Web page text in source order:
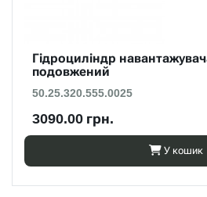
Гідроциліндр
подовжений
50.25.320.555.0025
3090.00 грн.
У кошик